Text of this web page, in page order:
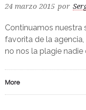
24 marzo 2015 por
Continuamos nuestra
favorita de la
no nos la plagie
More